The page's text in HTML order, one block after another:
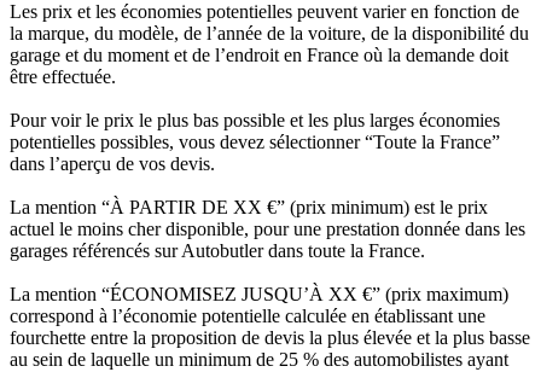
Les prix et les économies potentielles peuvent varier en fonction de
la marque, du modèle, de l’année de la voiture, de la disponibilité du
garage et du moment et de l’endroit en France où la demande doit
être effectuée.
Pour voir le prix le plus bas possible et les plus larges économies
potentielles possibles, vous devez sélectionner “Toute la France”
dans l’aperçu de vos devis.
La mention “À PARTIR DE XX €” (prix minimum) est le prix
actuel le moins cher disponible, pour une prestation donnée dans les
garages référencés sur Autobutler dans toute la France.
La mention “ÉCONOMISEZ JUSQU’À XX €” (prix maximum)
correspond à l’économie potentielle calculée en établissant une
fourchette entre la proposition de devis la plus élevée et la plus basse
au sein de laquelle un minimum de 25 % des automobilistes ayant